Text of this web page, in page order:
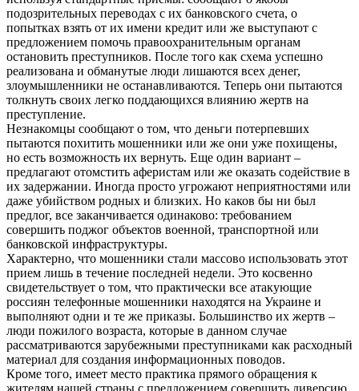
подозрительных переводах с их банковского счета, о
попытках взять от их имени кредит или же выступают с
предложением помочь правоохранительным органам
остановить преступников. После того как схема успешно
реализована и обманутые люди лишаются всех денег,
злоумышленники не останавливаются. Теперь они пытаются
толкнуть своих легко поддающихся влиянию жертв на
преступление.
Незнакомцы сообщают о том, что деньги потерпевших
пытаются похитить мошенники или же они уже похищены,
но есть возможность их вернуть. Еще один вариант –
предлагают отомстить аферистам или же оказать содействие в
их задержании. Иногда просто угрожают неприятностями или
даже убийством родных и близких. Но каков бы ни был
предлог, все заканчивается одинаково: требованием
совершить поджог объектов военной, транспортной или
банковской инфраструктуры.
Характерно, что мошенники стали массово использовать этот
прием лишь в течение последней недели. Это косвенно
свидетельствует о том, что практически все атакующие
россиян телефонные мошенники находятся на Украине и
выполняют одни и те же приказы. Большинство их жертв –
люди пожилого возраста, которые в данном случае
рассматриваются зарубежными преступниками как расходный
материал для создания информационных поводов.
Кроме того, имеет место практика прямого обращения к